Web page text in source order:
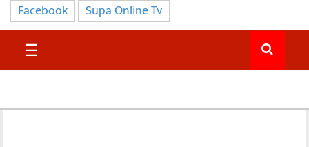
प्रमुख
समाचार
सुदुर
Facebook Supa Online Tv
☰